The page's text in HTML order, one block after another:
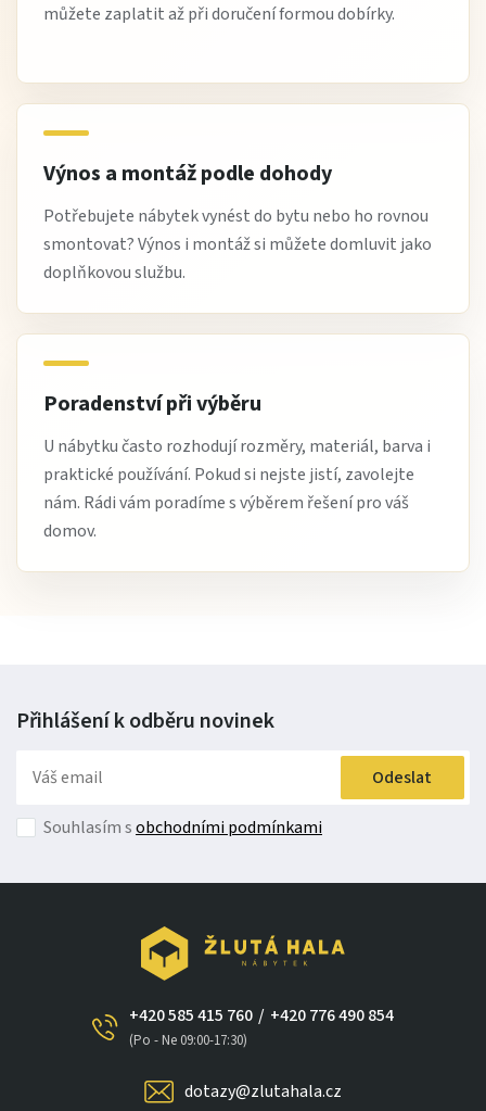
můžete zaplatit až při doručení formou dobírky.
Výnos a montáž podle dohody
Potřebujete nábytek vynést do bytu nebo ho rovnou
smontovat? Výnos i montáž si můžete domluvit jako
doplňkovou službu.
Poradenství při výběru
U nábytku často rozhodují rozměry, materiál, barva i
praktické používání. Pokud si nejste jistí, zavolejte
nám. Rádi vám poradíme s výběrem řešení pro váš
domov.
Přihlášení k odběru novinek
Odeslat
Souhlasím sobchodními podmínkami
+420 585 415 760
(Po - Ne 09:00-17:30)
/ +420 776 490 854
dotazy@zlutahala.cz